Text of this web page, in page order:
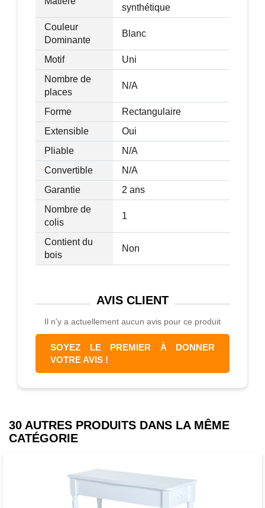
synthétique
Couleur
Dominante
Blanc
Motif
Uni
Nombre de
places
N/A
Forme
Rectangulaire
Extensible
Oui
Pliable
N/A
Convertible
N/A
Garantie
2 ans
Nombre de
colis
1
Contient du
bois
Non
AVIS CLIENT
Il n'y a actuellement aucun avis pour ce produit
SOYEZ LE PREMIER À DONNER
VOTRE AVIS !
30 AUTRES PRODUITS DANS LA MÊME
CATÉGORIE